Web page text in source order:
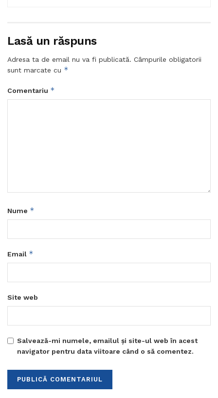
Lasă un răspuns
Adresa ta de email nu va fi publicată. Câmpurile obligatorii
sunt marcate cu *
Comentariu *
Nume *
Email *
Site web
Salvează-mi numele, emailul și site-ul web în acest
navigator pentru data viitoare când o să comentez.